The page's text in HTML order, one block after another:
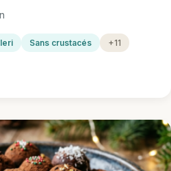
Sans crustacés +11